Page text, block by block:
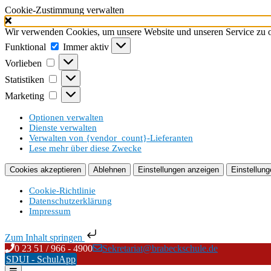
Cookie-Zustimmung verwalten
Wir verwenden Cookies, um unsere Website und unseren Service zu
Funktional
Funktional
Immer aktiv
Vorlieben
Vorlieben
Statistiken Statistiken
Marketing Marketing
Optionen verwalten
Dienste verwalten
Verwalten von {vendor_count}-Lieferanten
Lese mehr über diese Zwecke
Cookies akzeptieren Ablehnen Einstellungen anzeigen
Cookie-Richtlinie
Datenschutzerklärung
Impressum
Zum Inhalt springen
Skip
to
0 23 51 / 966 - 4900
Sekretariat@brabeckschule.de
SDUI - SchulApp